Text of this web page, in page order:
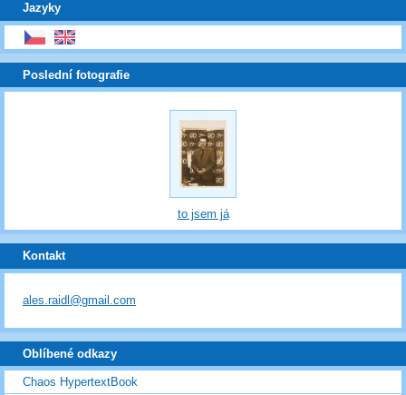
Jazyky
Poslední fotografie
to jsem já
Kontakt
ales.raidl@gmail.com
Oblíbené odkazy
Chaos HypertextBook